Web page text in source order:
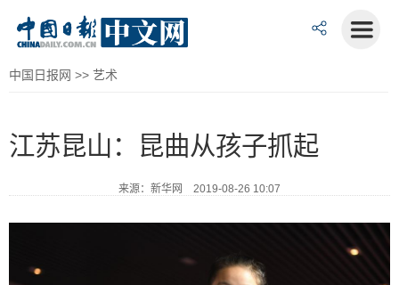
中国日报网 >> 艺术
江苏昆山：昆曲从孩子抓起
来源：新华网 2019-08-26 10:07